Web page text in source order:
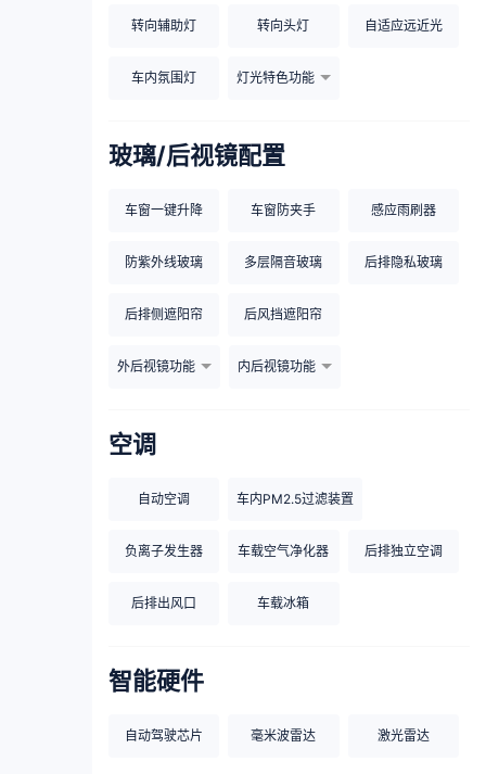
转向辅助灯 转向头灯 自适应远近光
车内氛围灯 灯光特色功能
玻璃/后视镜配置
车窗一键升降 车窗防夹手 感应雨刷器
防紫外线玻璃 多层隔音玻璃 后排隐私玻璃
后排侧遮阳帘 后风挡遮阳帘
外后视镜功能 内后视镜功能
空调
自动空调 车内PM2.5过滤装置
负离子发生器 车载空气净化器 后排独立空调
后排出风口 车载冰箱
智能硬件
自动驾驶芯片 毫米波雷达 激光雷达